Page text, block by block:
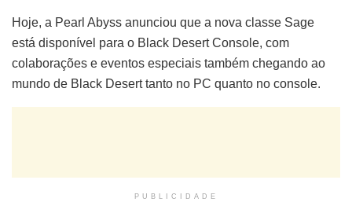
Hoje, a Pearl Abyss anunciou que a nova classe Sage
está disponível para o Black Desert Console, com
colaborações e eventos especiais também chegando ao
mundo de Black Desert tanto no PC quanto no console.
PUBLICIDADE